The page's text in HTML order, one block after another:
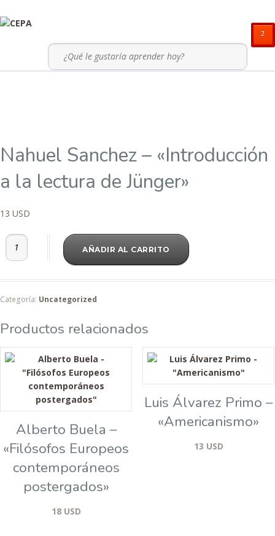
²
Nahuel Sanchez – «Introducción
a la lectura de Jünger»
13 USD
Nahuel Sanchez - "Introducción a la lectura de Jünger" cantidad
AÑADIR AL CARRITO
Categoría: Uncategorized
Productos relacionados
Alberto Buela –
«Filósofos Europeos
contemporáneos
postergados»
18 USD
Luis Álvarez Primo –
«Americanismo»
13 USD